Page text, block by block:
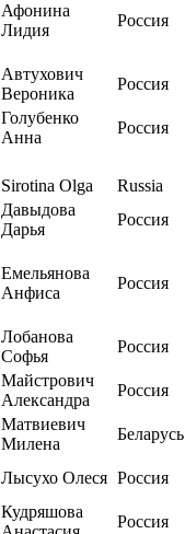
Афонина
Лидия
Россия
Автухович
Вероника
Россия
Голубенко
Анна
Россия
Sirotina Olga Russia
Давыдова
Дарья
Россия
Емельянова
Анфиса
Россия
Лобанова
Софья
Россия
Майстрович
Александра
Россия
Матвиевич
Милена
Беларусь
Лысухо Олеся Россия
Кудряшова
Россия